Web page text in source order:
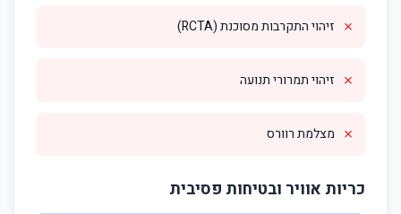
✗ זיהוי התקרבות מסוכנת (RCTA)
✗ זיהוי תמרורי תנועה
✗ מצלמת רוורס
כריות אוויר ובטיחות פסיבית